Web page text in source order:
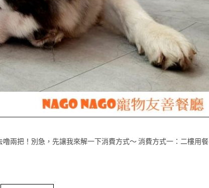
兩把！別急，先讓我來解一下消費方式～ 消費方式一：二樓用餐